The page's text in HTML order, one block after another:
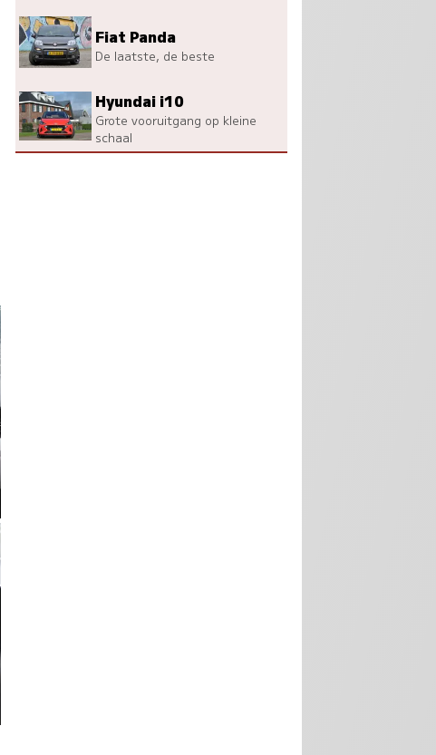
Fiat Panda
De laatste, de beste
Hyundai i10
Grote vooruitgang op kleine
schaal